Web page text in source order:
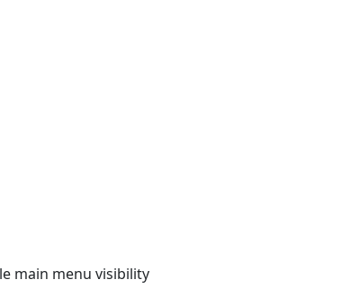
main menu visibility